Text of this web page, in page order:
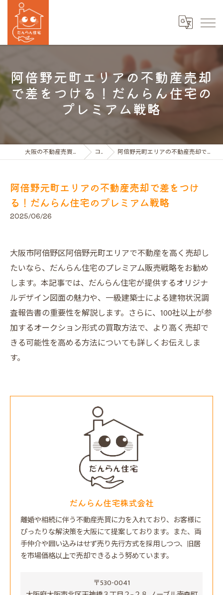
阿倍野元町エリアの不動産売却
で差をつける！だんらん住宅の
プレミアム戦略
大阪の不動産売買ならだんらん住宅株式会社 コラム 阿倍野元町エリアの不動産売却で差をつける！だんらん住宅のプレミアム戦略
阿倍野元町エリアの不動産売却で差をつけ
る！だんらん住宅のプレミアム戦略
2025/06/26
大阪市阿倍野区阿倍野元町エリアで不動産を高く売却し
たいなら、だんらん住宅のプレミアム販売戦略をお勧め
します。本記事では、だんらん住宅が提供するオリジナ
ルデザイン図面の魅力や、一級建築士による建物状況調
査報告書の重要性を解説します。さらに、100社以上が参
加するオークション形式の買取方法で、より高く売却で
きる可能性を高める方法についても詳しくお伝えしま
す。
だんらん住宅株式会社
離婚や相続に伴う不動産売買に力を入れており、お客様に
ぴったりな解決策を大阪にて提案しております。また、両
手仲介や囲い込みはせず売り先行方式を採用しつつ、旧居
を市場価格以上で売却できるよう努めています。
〒530-0041